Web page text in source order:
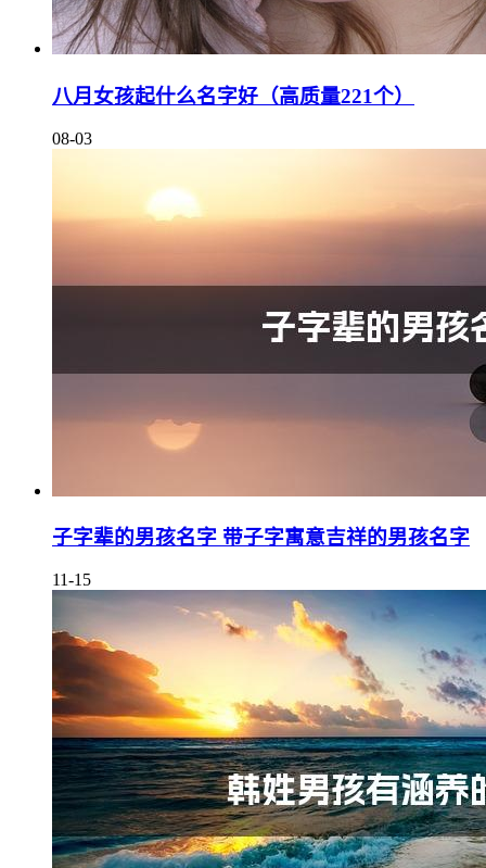
八月女孩起什么名字好（高质量221个）
08-03
子字辈的男孩名字 带子字寓意吉祥的男孩名字
11-15